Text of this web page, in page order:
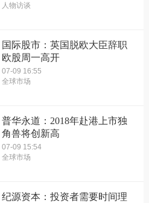
人物访谈
国际股市：英国脱欧大臣辞职
欧股周一高开
07-09 16:55
全球市场
普华永道：2018年赴港上市独
角兽将创新高
07-09 15:54
全球市场
纪源资本：投资者需要时间理